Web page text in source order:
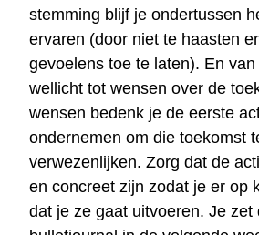
stemming blijf je ondertussen
ervaren (door niet te haasten
gevoelens toe te laten). En
wellicht tot wensen over de
wensen bedenk je de eerste
ondernemen om die toekomst
verwezenlijken. Zorg dat de
en concreet zijn zodat je er op
dat je ze gaat uitvoeren. Je zet